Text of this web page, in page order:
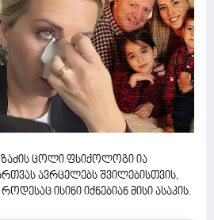
ცოლი ფსიქოლოგი ია
ავრცელებს შვილებისთვის,
ისინი იქნებიან მისი ასაკის.